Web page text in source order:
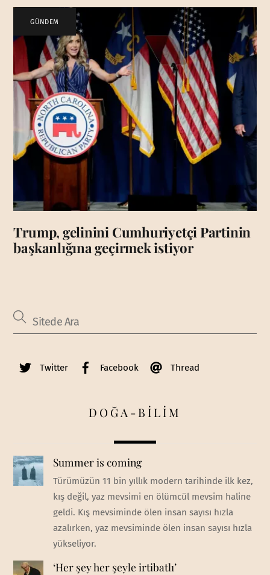
GÜNDEM
Trump, gelinini Cumhuriyetçi Partinin
başkanlığına geçirmek istiyor
Twitter Facebook Thread
DOĞA-BİLİM
Summer is coming
Türümüzün 11 bin yıllık modern tarihinde ilk kez,
kış değil, yaz mevsimi en ölümcül mevsim haline
geldi. Kış mevsiminde ölen insan sayısı hızla
azalırken, yaz mevsiminde ölen insan sayısı hızla
yükseliyor.
‘Her şey her şeyle irtibatlı’